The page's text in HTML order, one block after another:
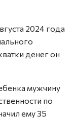
2024 года
денег он
мужчину
по
ему 35